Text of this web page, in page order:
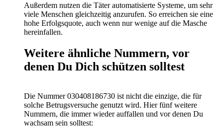
Außerdem nutzen die Täter automatisierte Systeme, um sehr
viele Menschen gleichzeitig anzurufen. So erreichen sie eine
hohe Erfolgsquote, auch wenn nur wenige auf die Masche
hereinfallen.
Weitere ähnliche Nummern, vor
denen Du Dich schützen solltest
Die Nummer 030408186730 ist nicht die einzige, die für
solche Betrugsversuche genutzt wird. Hier fünf weitere
Nummern, die immer wieder auffallen und vor denen Du
wachsam sein solltest: